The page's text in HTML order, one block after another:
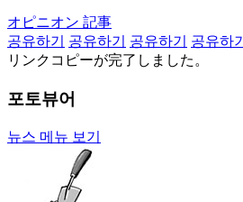
オピニオン 記事
공유하기
공유하기 공유하기 공유하기
リンクコピーが完了しました。
포토뷰어
뉴스 메뉴 보기